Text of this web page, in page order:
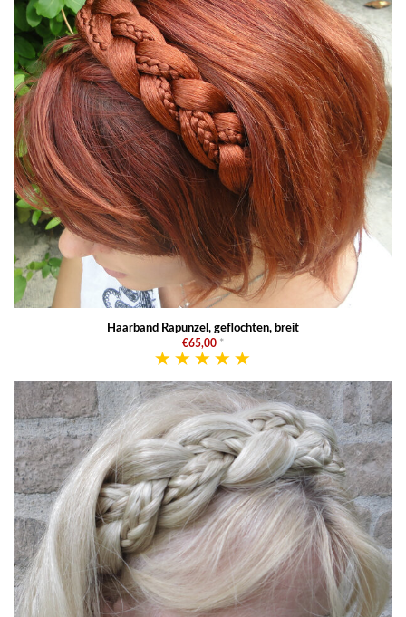
Haarband Rapunzel, geflochten, breit
€65,00 *